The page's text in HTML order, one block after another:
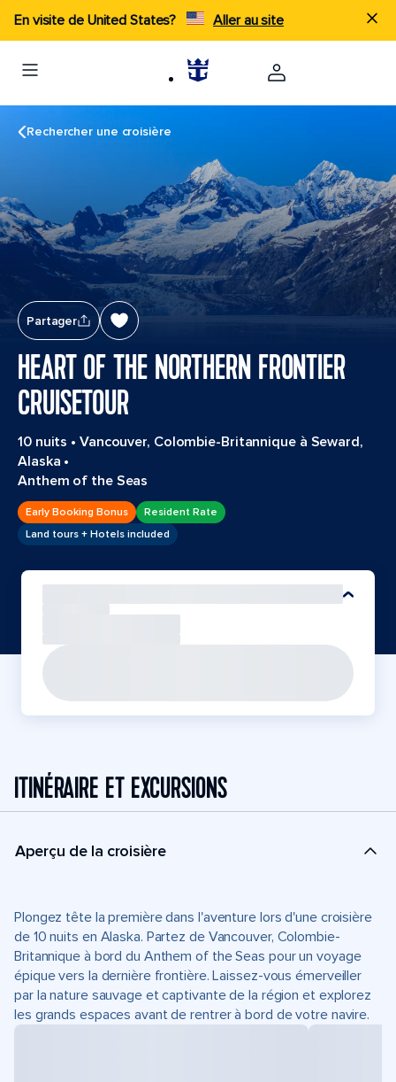
En visite de United States? Aller au site
Rechercher une croisière
Partager
HEART OF THE NORTHERN FRONTIER
CRUISETOUR
10 nuits • Vancouver, Colombie-Britannique à Seward,
Alaska •
Anthem of the Seas
Early Booking Bonus
Resident Rate
Land tours + Hotels included
ITINÉRAIRE ET EXCURSIONS
Aperçu de la croisière
Plongez tête la première dans l'aventure lors d'une croisière
de 10 nuits en Alaska. Partez de Vancouver, Colombie-
Britannique à bord du Anthem of the Seas pour un voyage
épique vers la dernière frontière. Laissez-vous émerveiller
par la nature sauvage et captivante de la région et explorez
les grands espaces avant de rentrer à bord de votre navire.